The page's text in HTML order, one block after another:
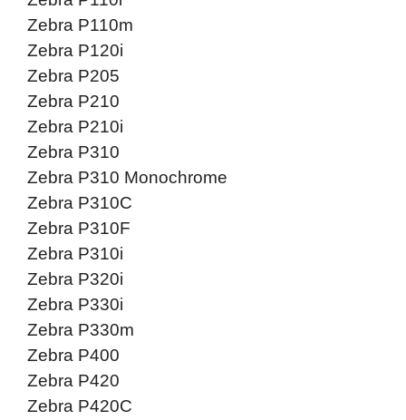
Zebra P110m
Zebra P120i
Zebra P205
Zebra P210
Zebra P210i
Zebra P310
Zebra P310 Monochrome
Zebra P310C
Zebra P310F
Zebra P310i
Zebra P320i
Zebra P330i
Zebra P330m
Zebra P400
Zebra P420
Zebra P420C